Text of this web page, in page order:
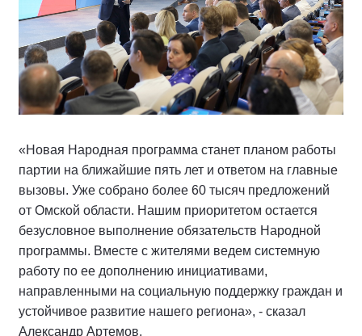
«Новая Народная программа станет планом работы
партии на ближайшие пять лет и ответом на главные
вызовы. Уже собрано более 60 тысяч предложений
от Омской области. Нашим приоритетом остается
безусловное выполнение обязательств Народной
программы. Вместе с жителями ведем системную
работу по ее дополнению инициативами,
направленными на социальную поддержку граждан и
устойчивое развитие нашего региона», - сказал
Александр Артемов.